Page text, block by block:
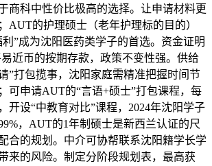
商科中性价比极高的选择。让申请材料更
AUT的护理硕士（老年护理标的目的）
利”成为沈阳医药类学子的首选。资金证明
近币的按期存款，政策不变性强。供给
”打包揽事，沈阳家庭需精准把握时间节
可申请AUT的“言语+硕士”打包课程，每
开设“中教育对比”课程，2024年沈阳学子
，AUT的1年制硕士是新西兰认证的尺
合的规划。中介可协帮联系沈阳籍学长学
来的风险。制定分阶段规划表，最高获